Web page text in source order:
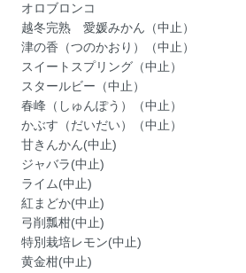
オロブロンコ
越冬完熟 愛媛みかん（中止）
津の香（つのかおり）（中止）
スイートスプリング（中止）
スタールビー（中止）
春峰（しゅんぽう）（中止）
かぶす（だいだい）（中止）
甘きんかん(中止)
ジャバラ(中止)
ライム(中止)
紅まどか(中止)
弓削瓢柑(中止)
特別栽培レモン(中止)
黄金柑(中止)